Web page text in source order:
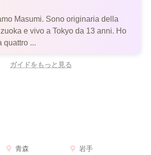
Masumi. Sono originaria della
e vivo a Tokyo da 13 anni. Ho
quattro ...
ガイドをもっと見る
青森
岩手